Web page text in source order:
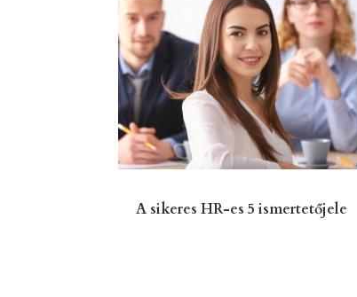
A sikeres HR-es 5 ismertetőjele